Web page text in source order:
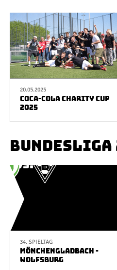
20.05.2025
COCA-COLA CHARITY CUP
2025
34. SPIELTAG
MÖNCHENGLADBACH -
WOLFSBURG